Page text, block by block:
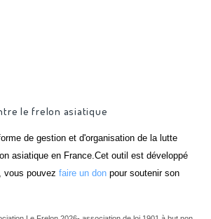
le frelon asiatique
de gestion et d'organisation de la lutte
asiatique en France.Cet outil est développé
vous pouvez faire un don pour soutenir son